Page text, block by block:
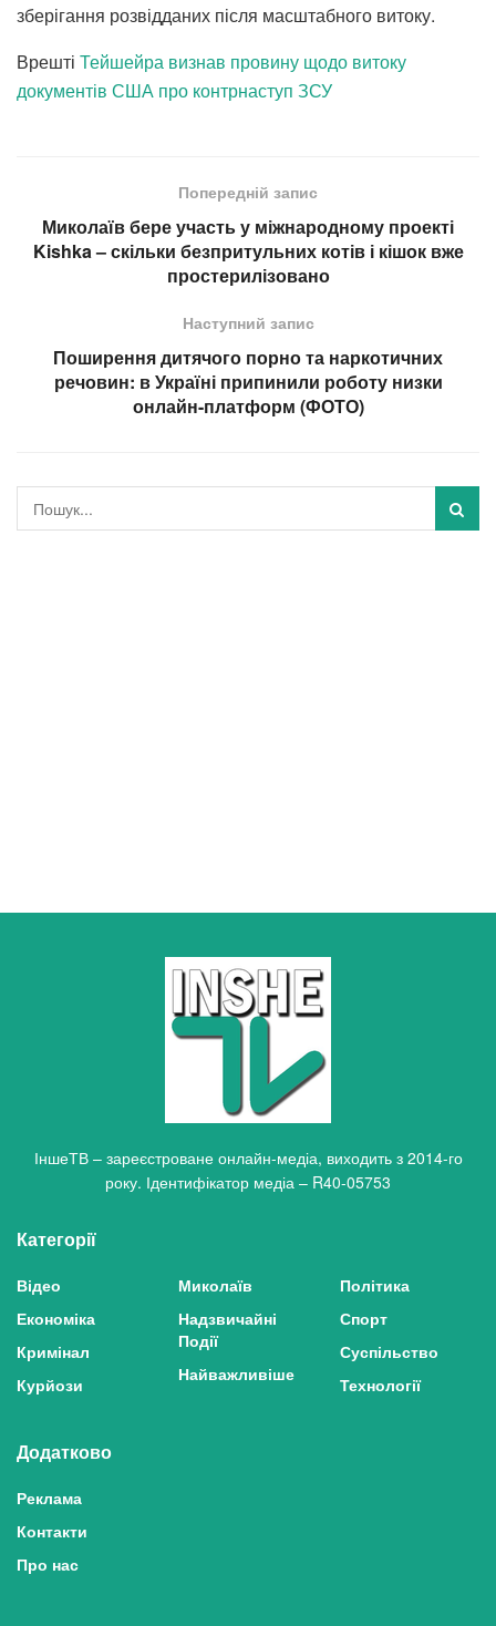
зберігання розвідданих після масштабного витоку.
Врешті Тейшейра визнав провину щодо витоку
документів США про контрнаступ ЗСУ
Попередній запис
Миколаїв бере участь у міжнародному проекті
Kishka – скільки безпритульних котів і кішок вже
простерилізовано
Наступний запис
Поширення дитячого порно та наркотичних
речовин: в Україні припинили роботу низки
онлайн-платформ (ФОТО)
ІншеТВ – зареєстроване онлайн-медіа, виходить з 2014-го
року. Ідентифікатор медіа – R40-05753
Категорії
Відео
Економіка
Кримінал
Курйози
Миколаїв
Надзвичайні
Події
Найважливіше
Політика
Спорт
Суспільство
Технології
Додатково
Реклама
Контакти
Про нас